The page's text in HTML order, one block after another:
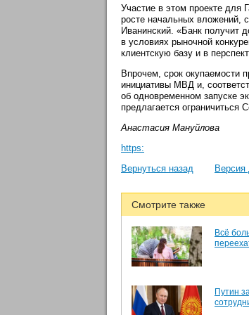
Участие в этом проекте для
росте начальных вложений,
Иванинский. «Банк получит
в условиях рыночной
клиентскую базу и в
Впрочем, срок окупаемости
инициативы МВД и,
об одновременном запуске
предлагается ограничиться
Анастасия Мануйлова
https:
Вернуться назад
Версия
Смотрите также
Всё
Путин